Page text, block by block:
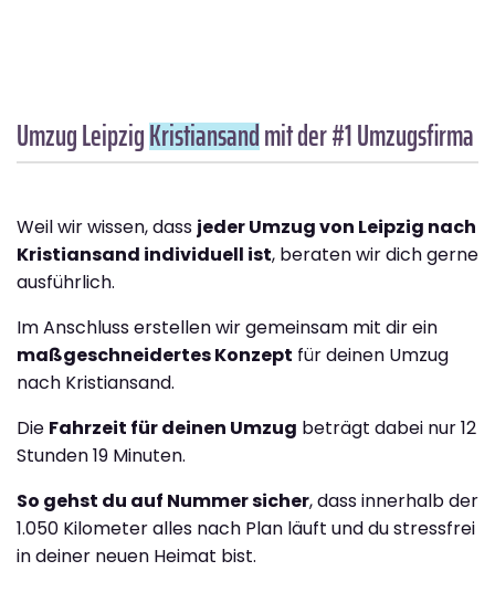
Umzug LeipzigKristiansandmit der #1 Umzugsfirma
Weil wir wissen, dass jeder Umzug von Leipzig nach
Kristiansand individuell ist, beraten wir dich gerne
ausführlich.
Im Anschluss erstellen wir gemeinsam mit dir ein
maßgeschneidertes Konzept für deinen Umzug
nach Kristiansand.
Die Fahrzeit für deinen Umzug beträgt dabei nur 12
Stunden 19 Minuten.
So gehst du auf Nummer sicher, dass innerhalb der
1.050 Kilometer alles nach Plan läuft und du stressfrei
in deiner neuen Heimat bist.